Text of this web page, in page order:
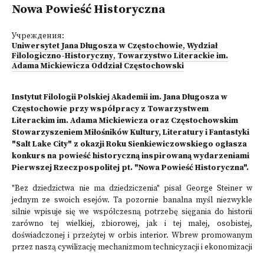
Nowa Powieść Historyczna
Учреждения:
Uniwersytet Jana Długosza w Częstochowie, Wydział
Filologiczno-Historyczny, Towarzystwo Literackie im.
Adama Mickiewicza Oddział Częstochowski
Instytut Filologii Polskiej Akademii im. Jana Długosza w
Częstochowie przy współpracy z Towarzystwem
Literackim im. Adama Mickiewicza oraz Częstochowskim
Stowarzyszeniem Miłośników Kultury, Literatury i Fantastyki
"Salt Lake City" z okazji Roku Sienkiewiczowskiego ogłasza
konkurs na powieść historyczną inspirowaną wydarzeniami
Pierwszej Rzeczpospolitej pt. "Nowa Powieść Historyczna".
"Bez dziedzictwa nie ma dziedziczenia" pisał George Steiner w
jednym ze swoich esejów. Ta pozornie banalna myśl niezwykle
silnie wpisuje się we współczesną potrzebę sięgania do historii
zarówno tej wielkiej, zbiorowej, jak i tej małej, osobistej,
doświadczonej i przeżytej w orbis interior. Wbrew promowanym
przez naszą cywilizację mechanizmom technicyzacji i ekonomizacji